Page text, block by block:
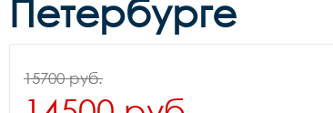
Петербурге
15700 руб.